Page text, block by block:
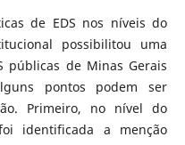
de EDS nos níveis do
possibilitou uma
públicas de Minas Gerais
pontos podem ser
Primeiro, no nível do
identificada a menção